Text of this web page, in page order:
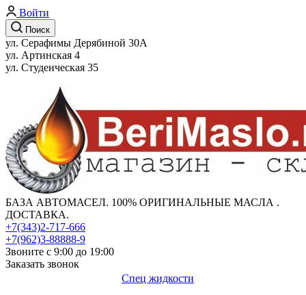
Войти
Поиск
ул. Серафимы Дерябиной 30А
ул. Артинская 4
ул. Студенческая 35
БАЗА АВТОМАСЕЛ. 100% ОРИГИНАЛЬНЫЕ МАСЛА .
ДОСТАВКА.
+7(343)2-717-666
+7(962)3-88888-9
Звоните с 9:00 до 19:00
Заказать звонок
Спец жидкости